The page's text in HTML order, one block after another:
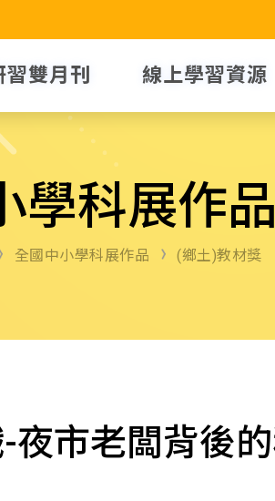
習雙月刊 線上學習資源
學科展作
全國中小學科展作品 (鄉土)教材獎
夜市老闆背後